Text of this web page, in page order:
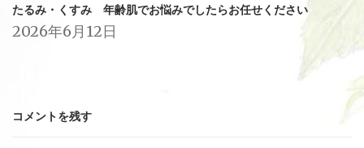
たるみ・くすみ 年齢肌でお悩みでしたらお任せください
2026年6月12日
コメントを残す